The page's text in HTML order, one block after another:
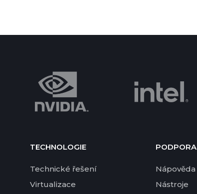
TECHNOLOGIE
Technické řešení
Virtualizace
PODPORA
Nápověda
Nástroje